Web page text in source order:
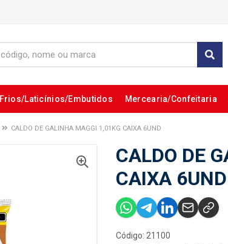
Frios/Laticínios/Embutidos Mercearia/Confeitaria
CALDO DE GALINHA MAGGI 1,01KG CAIXA 6UND
CALDO DE
CAIXA 6UND
Código: 21100